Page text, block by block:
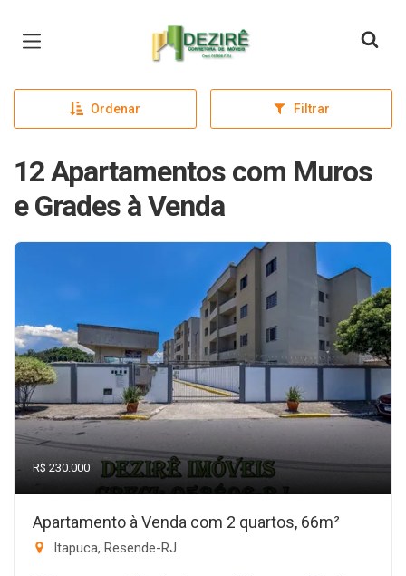
Página inicial
Ordenar Filtrar
12 Apartamentos com Muros
e Grades à Venda
R$ 230.000
Apartamento à Venda com 2 quartos, 66m²
Itapuca, Resende-RJ